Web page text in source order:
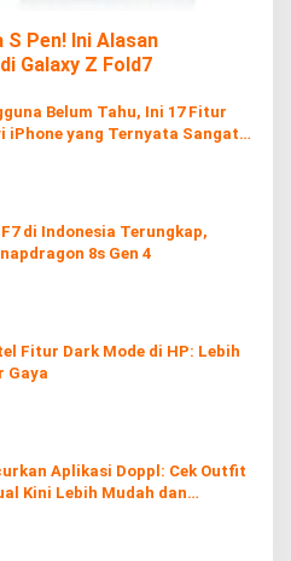
S Pen! Ini Alasan
Galaxy Z Fold7
Belum Tahu, Ini 17 Fitur
iPhone yang Ternyata Sangat
di Indonesia Terungkap,
8s Gen 4
Fitur Dark Mode di HP: Lebih
Gaya
Aplikasi Doppl: Cek Outfit
Kini Lebih Mudah dan